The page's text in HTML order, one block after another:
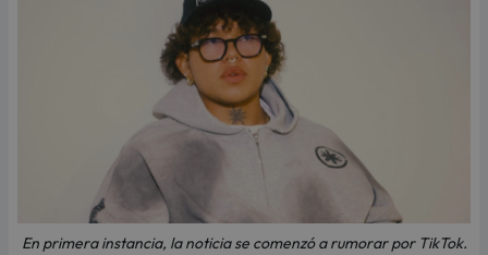
En primera instancia, la noticia se comenzó a rumorar por TikTok.